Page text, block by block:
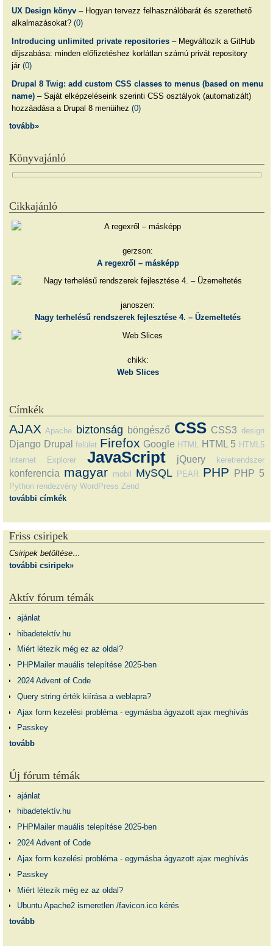
UX Design könyv– Hogyan tervezz felhasználóbarát és szerethető
alkalmazásokat? (0)
Introducing unlimited private repositories– Megváltozik a GitHub
díjszabása: minden előfizetéshez korlátlan számú privát repository
jár (0)
Drupal 8 Twig: add custom CSS classes to menus (based on menu
name)– Saját elképzeléseink szerinti CSS osztályok (automatizált)
hozzáadása a Drupal 8 menüihez (0)
tovább»
Könyvajánló
Cikkajánló
gerzson:
A regexről – másképp
janoszen:
Nagy terhelésű rendszerek fejlesztése 4. – Üzemeltetés
chikk:
Web Slices
Címkék
AJAX Apache biztonság böngésző CSS CSS3 design
Django Drupal felület Firefox Google HTML HTML 5 HTML5
Internet Explorer
JavaScript jQuery keretrendszer
konferencia magyar mobil MySQL PEAR PHP PHP 5
Python rendezvény WordPress Zend
további címkék
Friss csiripek
Csiripek betöltése…
további csiripek»
Aktív fórum témák
ajánlat
hibadetektív.hu
Miért létezik még ez az oldal?
PHPMailer mauális telepítése 2025-ben
2024 Advent of Code
Query string érték kiírása a weblapra?
Ajax form kezelési probléma - egymásba ágyazott ajax meghívás
Passkey
tovább
Új fórum témák
ajánlat
hibadetektív.hu
PHPMailer mauális telepítése 2025-ben
2024 Advent of Code
Ajax form kezelési probléma - egymásba ágyazott ajax meghívás
Passkey
Miért létezik még ez az oldal?
Ubuntu Apache2 ismeretlen /favicon.ico kérés
tovább